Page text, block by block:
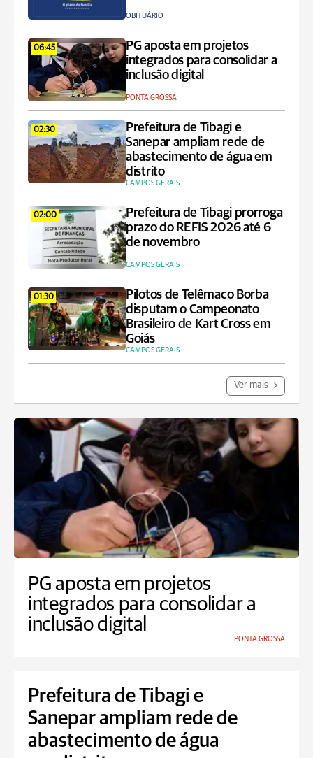
OBITUÁRIO
06:45
PG aposta em projetos
integrados para consolidar a
inclusão digital
PONTA GROSSA
02:30
Prefeitura de Tibagi e
Sanepar ampliam rede de
abastecimento de água em
distrito
CAMPOS GERAIS
02:00
Prefeitura de Tibagi prorroga
prazo do REFIS 2026 até 6
de novembro
CAMPOS GERAIS
01:30
Pilotos de Telêmaco Borba
disputam o Campeonato
Brasileiro de Kart Cross em
Goiás
CAMPOS GERAIS
Ver mais
PG aposta em projetos
integrados para consolidar a
inclusão digital
PONTA GROSSA
Prefeitura de Tibagi e
Sanepar ampliam rede de
abastecimento de água